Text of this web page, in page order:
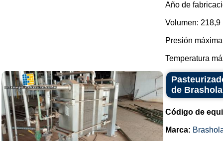
Año de
Volumen: 218,9
Presión
Temperatura
de
Código de
Marca: